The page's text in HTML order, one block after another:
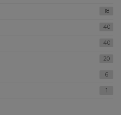
18
40
40
20
6
1